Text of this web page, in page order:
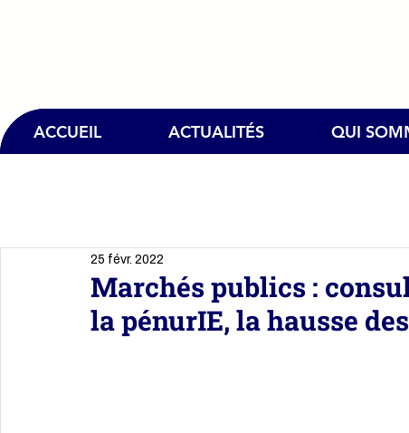
ACCUEIL ACTUALITÉS QUI
Marchés publics :
la pénurIE, la hausse
25 févr. 2022